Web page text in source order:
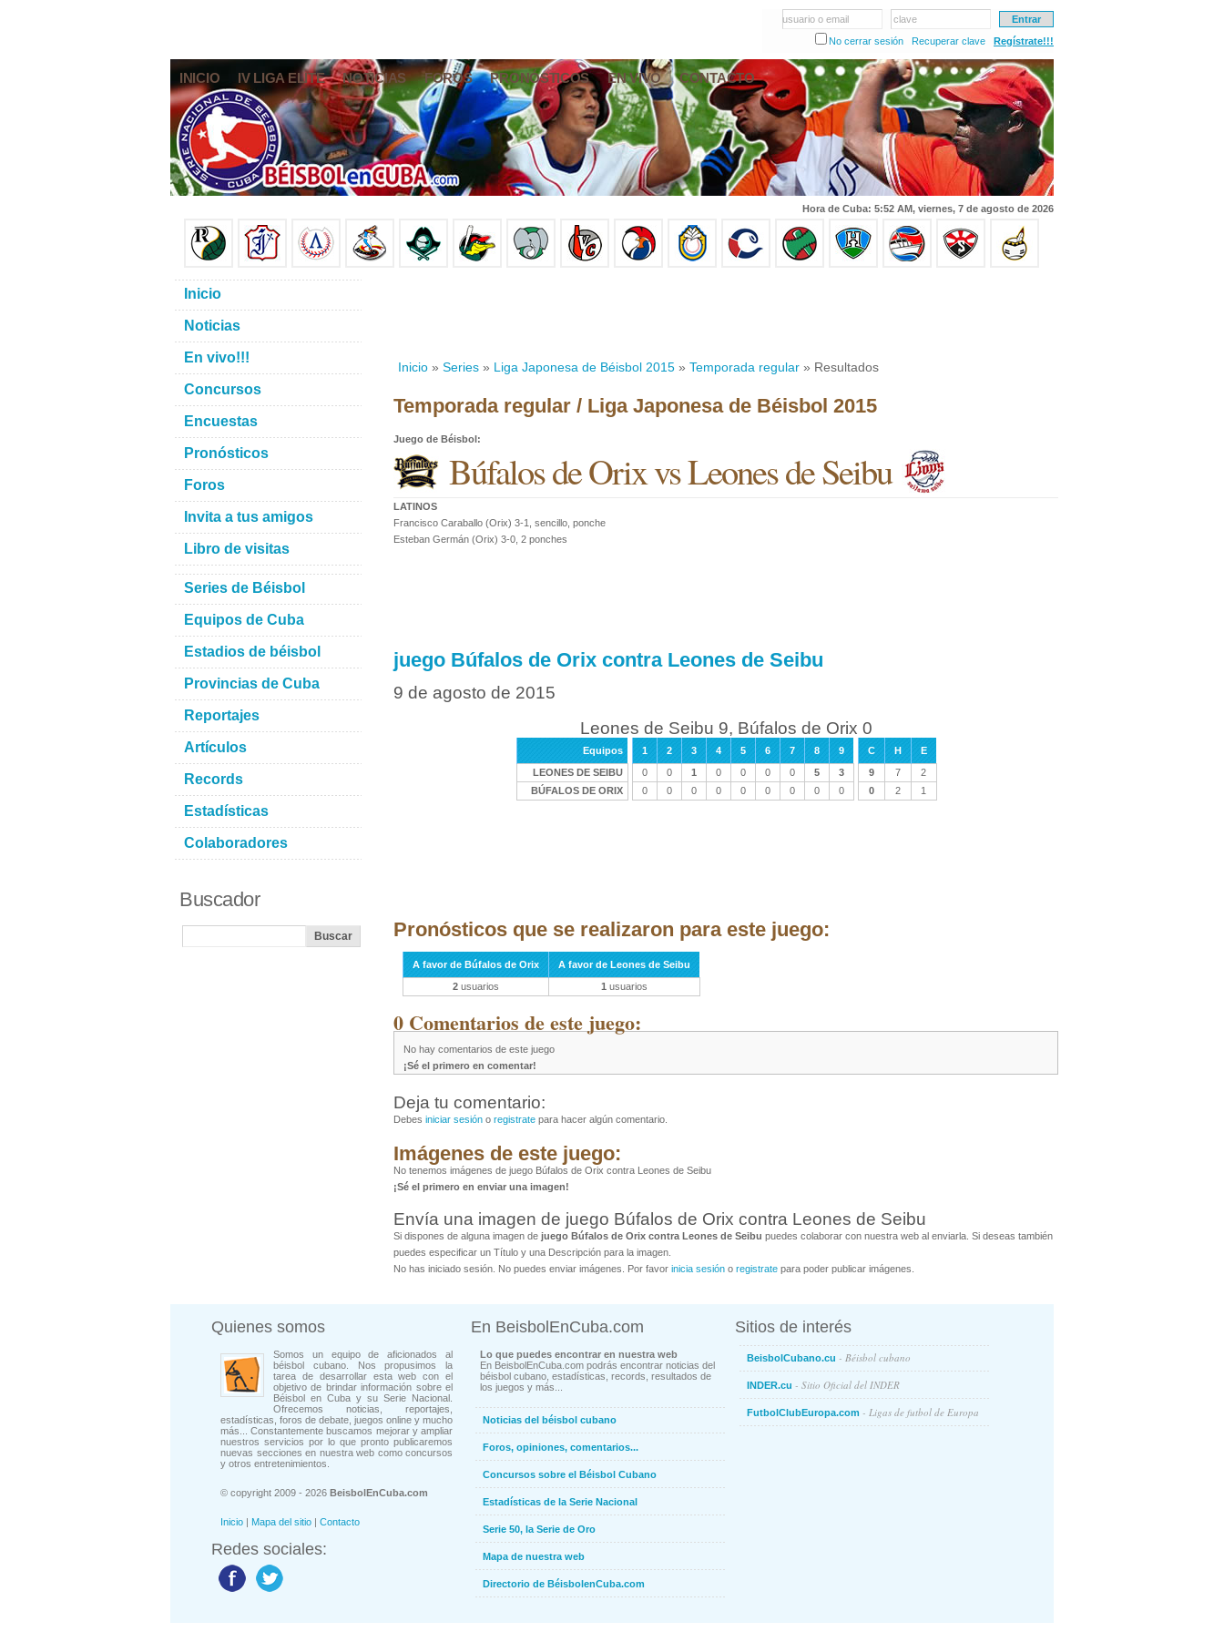
usuario o email
clave
No cerrar sesión
Recuperar clave Regístrate!!!
INICIO IV LIGA ELITE NOTICIAS FOROS PRONÓSTICOS EN VIVO CONTACTO
Hora de Cuba: 5:52 AM, viernes, 7 de agosto de 2026
Inicio » Series » Liga Japonesa de Béisbol 2015 » Temporada regular » Resultados
Temporada regular / Liga Japonesa de Béisbol 2015
Juego de Béisbol:
Búfalos de Orix vs Leones de Seibu
LATINOS
Francisco Caraballo (Orix) 3-1, sencillo, ponche
Esteban Germán (Orix) 3-0, 2 ponches
juego Búfalos de Orix contra Leones de Seibu
9 de agosto de 2015
Leones de Seibu 9, Búfalos de Orix 0
Equipos 1 2 3 4 5 6 7 8 9 C H
E
LEONES DE SEIBU
0 0 1 0 0 0 0 5 3 9 7
2
BÚFALOS DE ORIX
0 0 0 0 0 0 0 0 0 0 2 1
Pronósticos que se realizaron para este juego:
A favor de Búfalos de Orix
A favor de Leones de Seibu
2 usuarios 1 usuarios
0 Comentarios de este juego:
No hay comentarios de este juego
¡Sé el primero en comentar!
Deja tu comentario:
Debes iniciar sesión o registrate para hacer algún comentario.
Imágenes de este juego:
No tenemos imágenes de juego Búfalos de Orix contra Leones de Seibu
¡Sé el primero en enviar una imagen!
Envía una imagen de juego Búfalos de Orix contra Leones de Seibu
Si dispones de alguna imagen de juego Búfalos de Orix contra Leones de Seibu puedes colaborar con nuestra web al enviarla. Si deseas también
puedes especificar un Título y una Descripción para la imagen.
No has iniciado sesión. No puedes enviar imágenes. Por favor inicia sesión o registrate para poder publicar imágenes.
Inicio
Noticias
En vivo!!!
Concursos
Encuestas
Pronósticos
Foros
Invita a tus amigos
Libro de visitas
Series de Béisbol
Equipos de Cuba
Estadios de béisbol
Provincias de Cuba
Reportajes
Artículos
Records
Estadísticas
Colaboradores
Buscador
Quienes somos
Somos un equipo de aficionados al
béisbol cubano. Nos propusimos la
tarea de desarrollar esta web con el
objetivo de brindar información sobre el
Béisbol en Cuba y su Serie Nacional.
Ofrecemos noticias, reportajes,
estadísticas, foros de debate, juegos online y mucho
más... Constantemente buscamos mejorar y ampliar
nuestros servicios por lo que pronto publicaremos
nuevas secciones en nuestra web como concursos
y otros entretenimientos.
© copyright 2009 - 2026 BeisbolEnCuba.com
Inicio | Mapa del sitio | Contacto
Redes sociales:
En BeisbolEnCuba.com
Lo que puedes encontrar en nuestra web
En BeisbolEnCuba.com podrás encontrar noticias del
béisbol cubano, estadísticas, records, resultados de
los juegos y más...
Noticias del béisbol cubano
Foros, opiniones, comentarios...
Concursos sobre el Béisbol Cubano
Estadísticas de la Serie Nacional
Serie 50, la Serie de Oro
Mapa de nuestra web
Directorio de BéisbolenCuba.com
Sitios de interés
BeisbolCubano.cu - Béisbol cubano
INDER.cu - Sitio Oficial del INDER
FutbolClubEuropa.com - Ligas de futbol de Europa